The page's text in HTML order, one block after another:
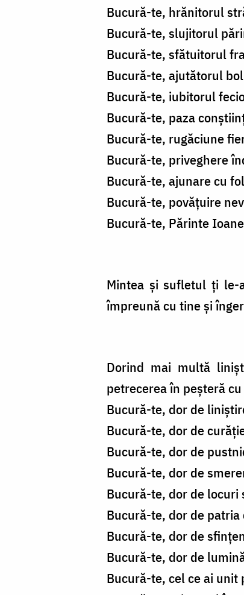
Bucură-te, hrănitorul
Bucură-te, slujitorul
Bucură-te, sfătuitorul
Bucură-te, ajutătorul
Bucură-te, iubitorul
Bucură-te, paza
Bucură-te, rugăciune
Bucură-te, priveghere
Bucură-te, ajunare cu
Bucură-te, povățuire
Bucură-te, Părinte
Mintea și sufletul ți le-
împreună cu tine și
Dorind mai multă
petrecerea în peșteră
Bucură-te, dor de
Bucură-te, dor de
Bucură-te, dor de
Bucură-te, dor de
Bucură-te, dor de locuri
Bucură-te, dor de patria
Bucură-te, dor de
Bucură-te, dor de
Bucură-te, cel ce ai unit